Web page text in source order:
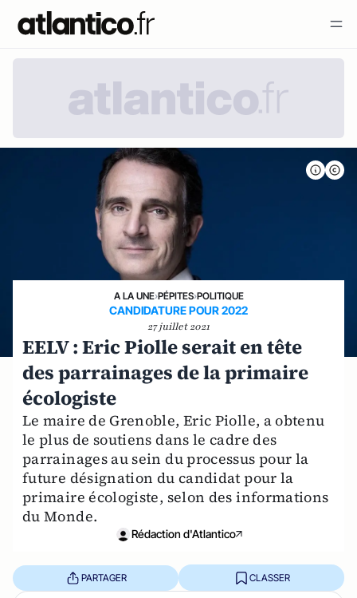
A LA UNE›PÉPITES›POLITIQUE
CANDIDATURE POUR 2022
27 juillet 2021
EELV : Eric Piolle serait en tête
des parrainages de la primaire
écologiste
Le maire de Grenoble, Eric Piolle, a obtenu
le plus de soutiens dans le cadre des
parrainages au sein du processus pour la
future désignation du candidat pour la
primaire écologiste, selon des informations
du Monde.
Rédaction d'Atlantico
PARTAGER CLASSER